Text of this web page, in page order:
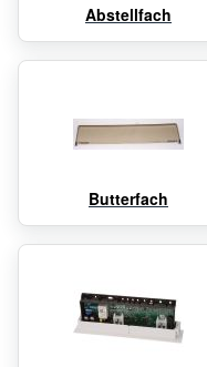
Abstellfach
Butterfach